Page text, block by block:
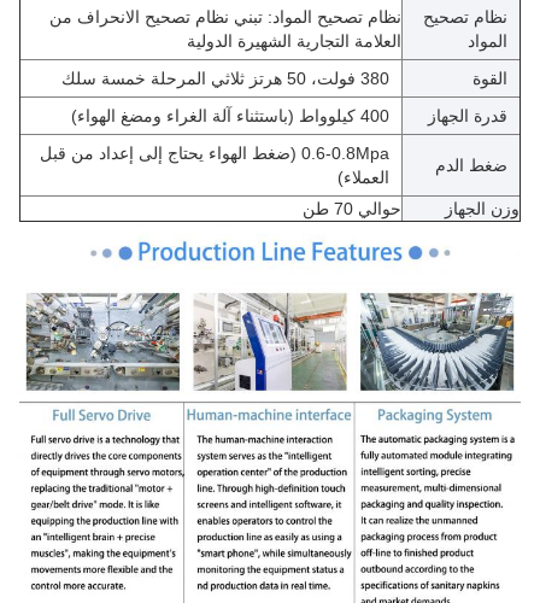
نظام تصحيح
المواد
نظام تصحيح المواد: تبني نظام تصحيح الانحراف من
العلامة التجارية الشهيرة الدولية
القوة
380 فولت، 50 هرتز ثلاثي المرحلة خمسة سلك
قدرة الجهاز
400 كيلوواط (باستثناء آلة الغراء ومضغ الهواء)
ضغط الدم
0.6-0.8Mpa (ضغط الهواء يحتاج إلى إعداد من قبل
العملاء)
وزن الجهاز
حوالي 70 طن